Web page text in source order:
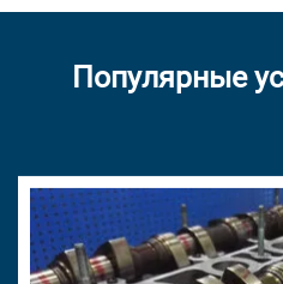
Популярные